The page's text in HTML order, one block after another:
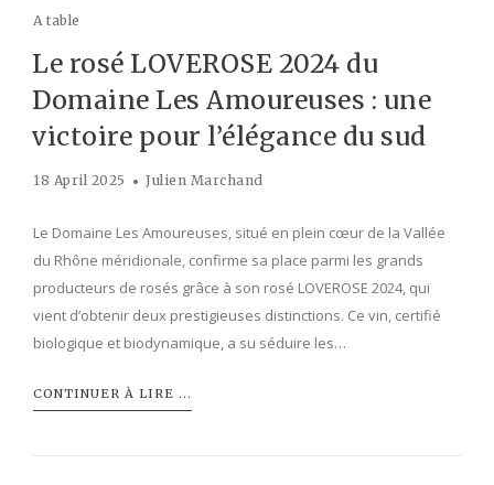
A table
Le rosé LOVEROSE 2024 du
Domaine Les Amoureuses : une
victoire pour l’élégance du sud
18 April 2025 Julien Marchand
Le Domaine Les Amoureuses, situé en plein cœur de la Vallée
du Rhône méridionale, confirme sa place parmi les grands
producteurs de rosés grâce à son rosé LOVEROSE 2024, qui
vient d’obtenir deux prestigieuses distinctions. Ce vin, certifié
biologique et biodynamique, a su séduire les…
CONTINUER À LIRE ...